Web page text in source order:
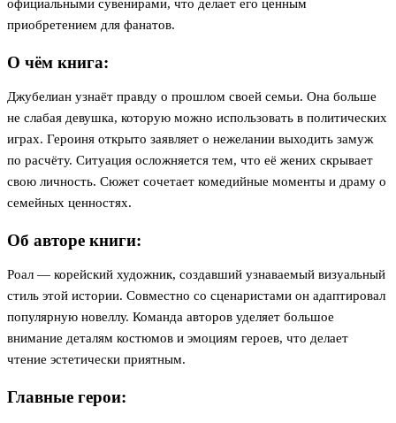
официальными сувенирами, что делает его ценным
приобретением для фанатов.
О чём книга:
Джубелиан узнаёт правду о прошлом своей семьи. Она больше
не слабая девушка, которую можно использовать в политических
играх. Героиня открыто заявляет о нежелании выходить замуж
по расчёту. Ситуация осложняется тем, что её жених скрывает
свою личность. Сюжет сочетает комедийные моменты и драму о
семейных ценностях.
Об авторе книги:
Роал — корейский художник, создавший узнаваемый визуальный
стиль этой истории. Совместно со сценаристами он адаптировал
популярную новеллу. Команда авторов уделяет большое
внимание деталям костюмов и эмоциям героев, что делает
чтение эстетически приятным.
Главные герои: